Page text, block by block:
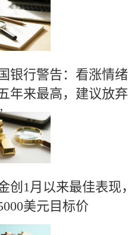
银行警告：看涨情
年来最高，建议放
创1月以来最佳表现
美元目标价